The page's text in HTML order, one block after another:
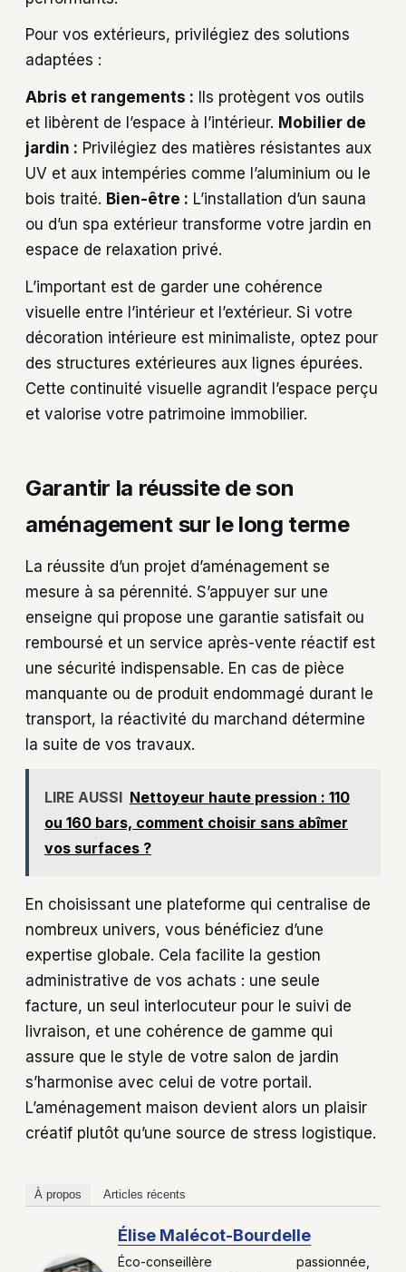
Pour vos extérieurs, privilégiez des solutions
adaptées :
Abris et rangements : Ils protègent vos outils
et libèrent de l’espace à l’intérieur. Mobilier de
jardin : Privilégiez des matières résistantes aux
UV et aux intempéries comme l’aluminium ou le
bois traité. Bien-être : L’installation d’un sauna
ou d’un spa extérieur transforme votre jardin en
espace de relaxation privé.
L’important est de garder une cohérence
visuelle entre l’intérieur et l’extérieur. Si votre
décoration intérieure est minimaliste, optez pour
des structures extérieures aux lignes épurées.
Cette continuité visuelle agrandit l’espace perçu
et valorise votre patrimoine immobilier.
Garantir la réussite de son
aménagement sur le long terme
La réussite d’un projet d’aménagement se
mesure à sa pérennité. S’appuyer sur une
enseigne qui propose une garantie satisfait ou
remboursé et un service après-vente réactif est
une sécurité indispensable. En cas de pièce
manquante ou de produit endommagé durant le
transport, la réactivité du marchand détermine
la suite de vos travaux.
LIRE AUSSI Nettoyeur haute pression : 110
ou 160 bars, comment choisir sans abîmer
vos surfaces ?
En choisissant une plateforme qui centralise de
nombreux univers, vous bénéficiez d’une
expertise globale. Cela facilite la gestion
administrative de vos achats : une seule
facture, un seul interlocuteur pour le suivi de
livraison, et une cohérence de gamme qui
assure que le style de votre salon de jardin
s’harmonise avec celui de votre portail.
L’aménagement maison devient alors un plaisir
créatif plutôt qu’une source de stress logistique.
À propos Articles récents
Élise Malécot-Bourdelle
Éco-conseillère passionnée,